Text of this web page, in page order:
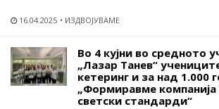
16.04.2025 ИЗДВОЈУВАМЕ
Во 4 кујни во средното
„Лазар Танев“
кетеринг и за над 1.000
„Формиравме
светски стандарди“